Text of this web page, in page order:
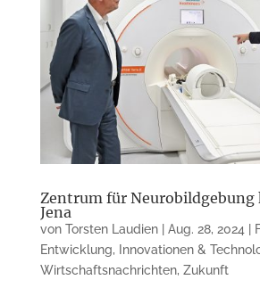
Zentrum für
Jena
von Torsten Laudien| Aug. 28, 2024
Entwicklung, Innovationen &
Wirtschaftsnachrichten, Zukunft